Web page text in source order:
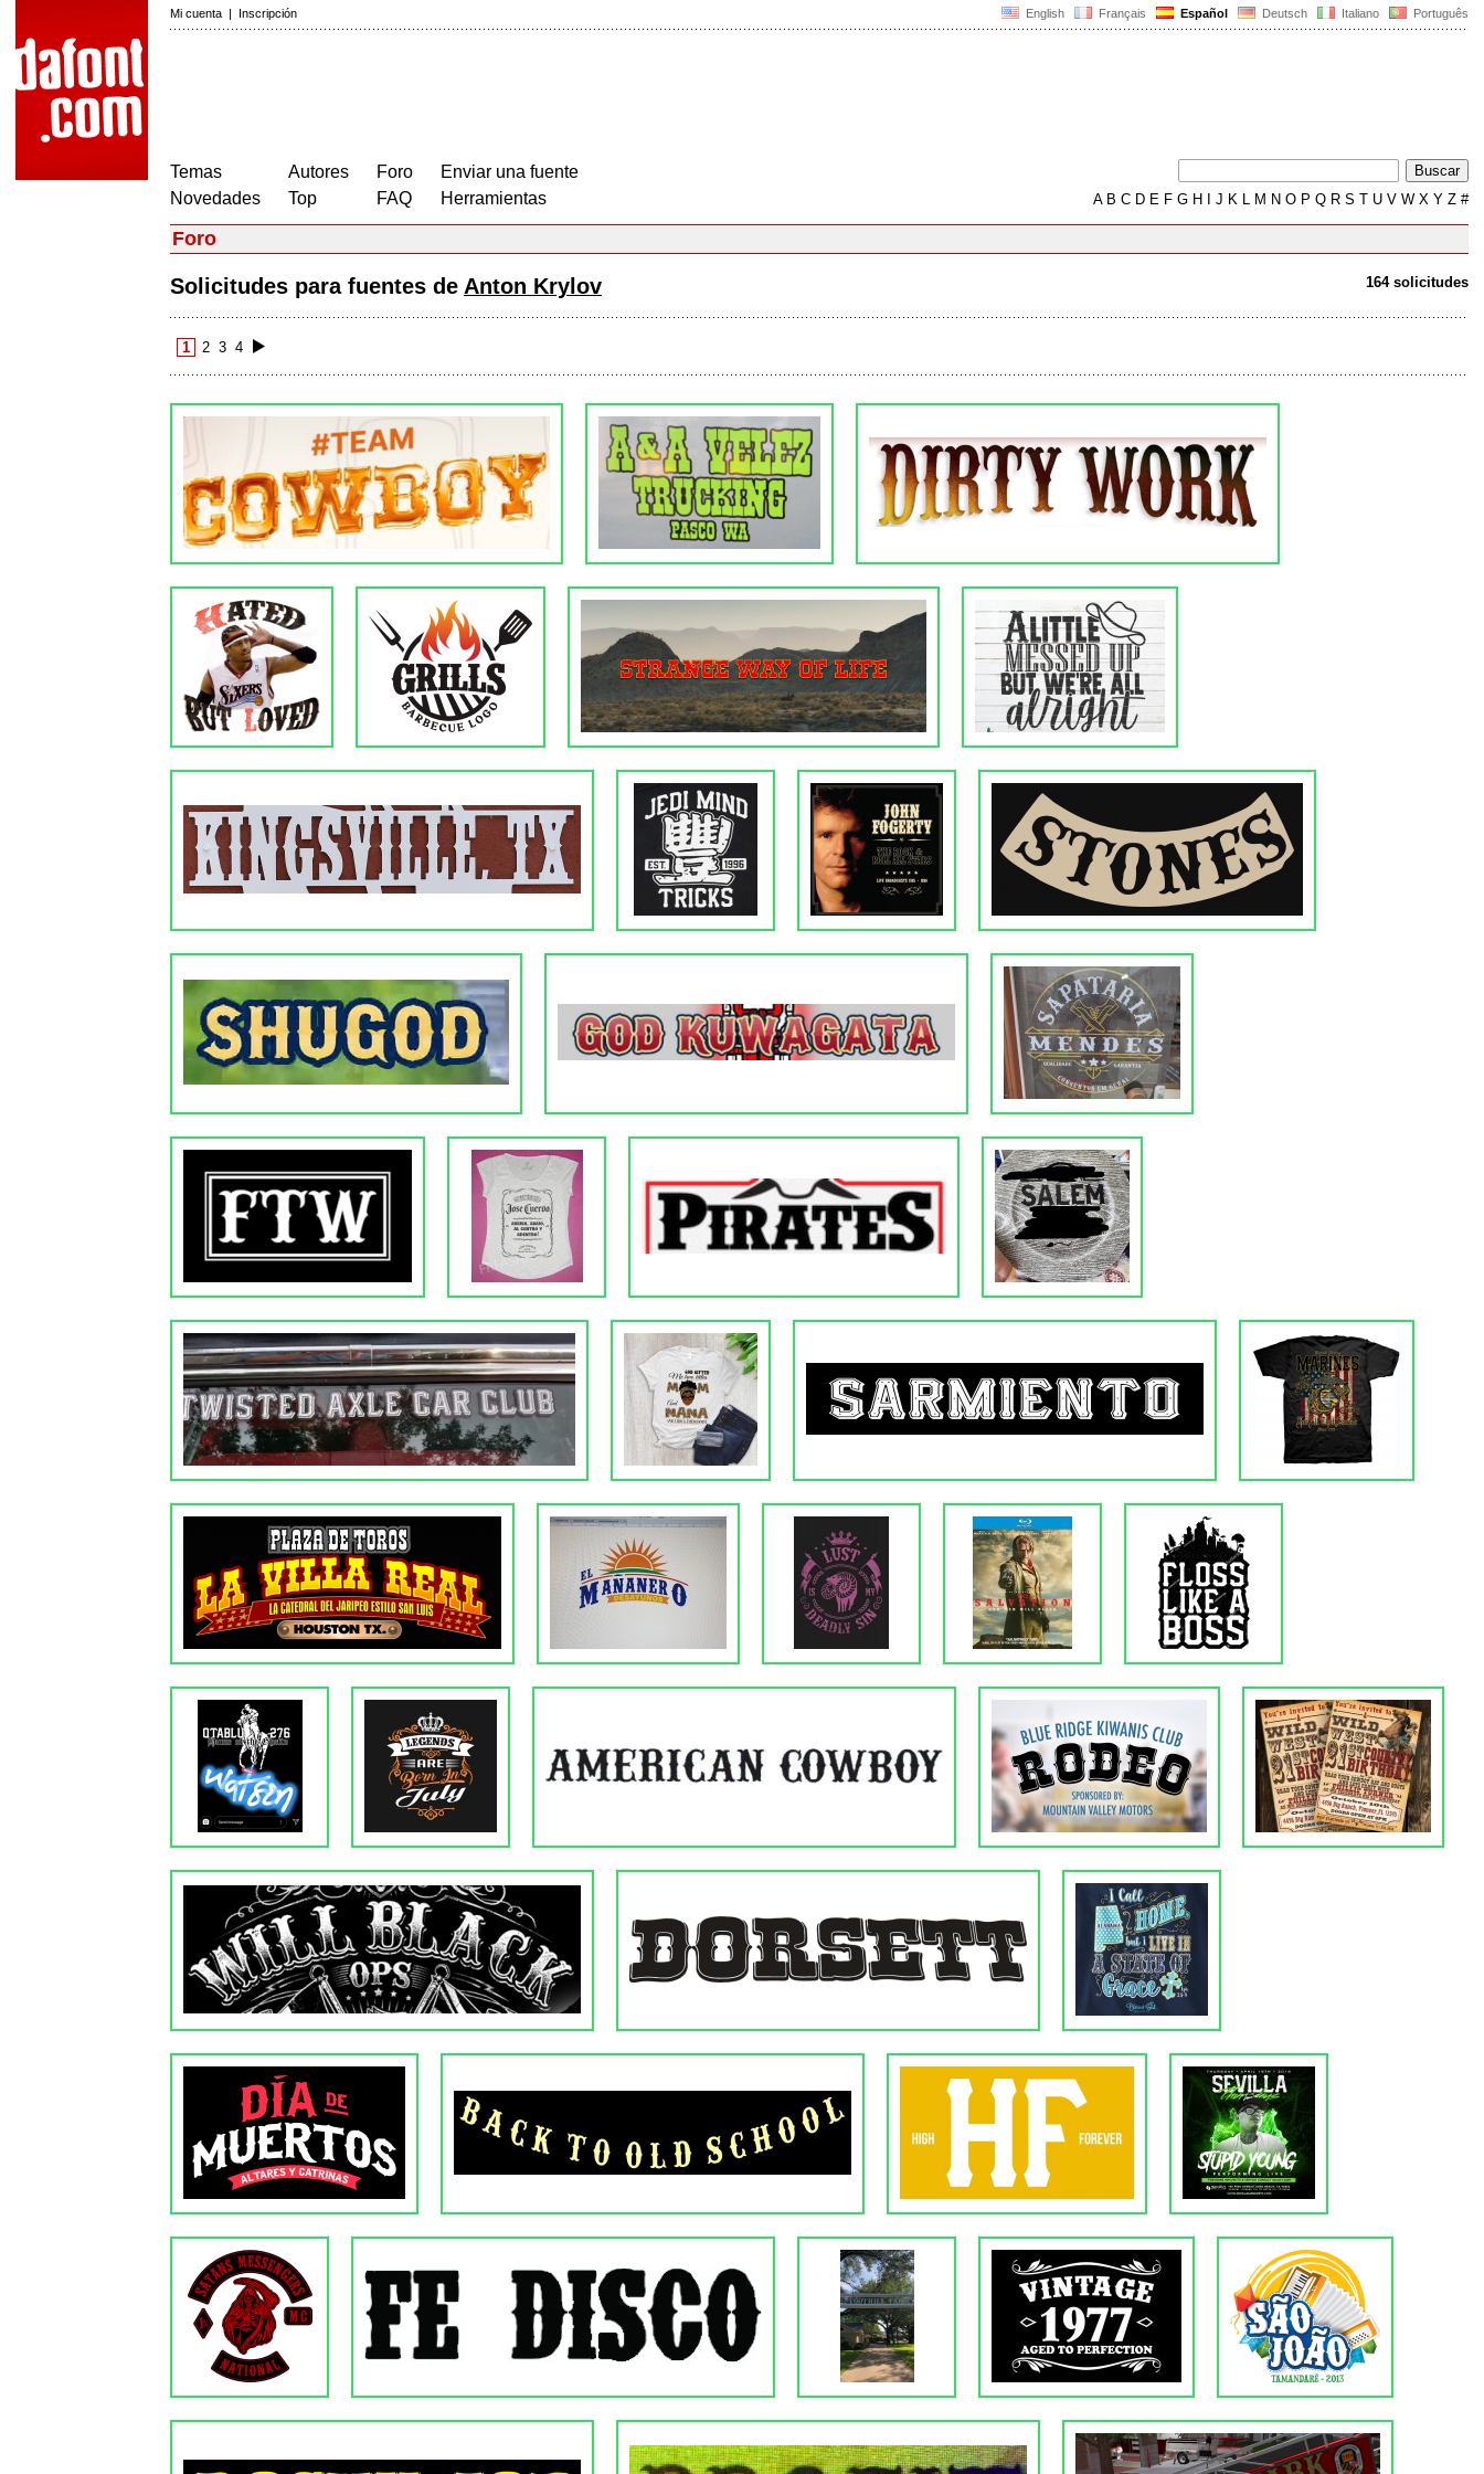
English Français Español Deutsch Italiano Português
Mi cuenta | Inscripción
Temas
Novedades
Autores
Top
Foro
FAQ
Enviar una fuente
Herramientas
AB C D E F G H J K L M N O P Q R S T U V W X Y Z #
Foro
164 solicitudes
Solicitudes para fuentes de Anton Krylov
1 2 3 4